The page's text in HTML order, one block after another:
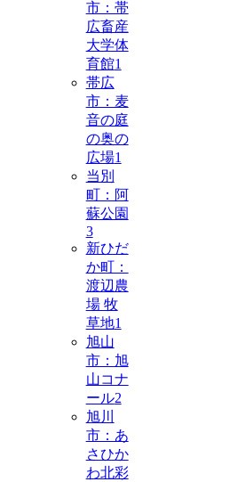
市：帯
広畜産
大学体
育館1
帯広
市：麦
音の庭
の奥の
広場1
当別
町：阿
蘇公園
3
新ひだ
か町：
渡辺農
場 牧
草地1
旭山
市：旭
山コナ
ール2
旭川
市：あ
さひか
わ北彩